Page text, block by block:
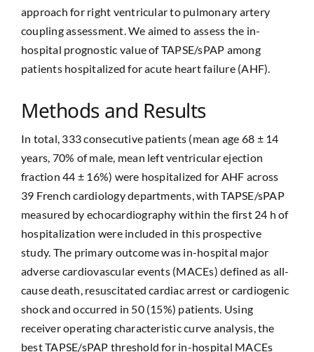
approach for right ventricular to pulmonary artery
coupling assessment. We aimed to assess the in-
hospital prognostic value of TAPSE/sPAP among
patients hospitalized for acute heart failure (AHF).
Methods and Results
In total, 333 consecutive patients (mean age 68 ± 14
years, 70% of male, mean left ventricular ejection
fraction 44 ± 16%) were hospitalized for AHF across
39 French cardiology departments, with TAPSE/sPAP
measured by echocardiography within the first 24 h of
hospitalization were included in this prospective
study. The primary outcome was in-hospital major
adverse cardiovascular events (MACEs) defined as all-
cause death, resuscitated cardiac arrest or cardiogenic
shock and occurred in 50 (15%) patients. Using
receiver operating characteristic curve analysis, the
best TAPSE/sPAP threshold for in-hospital MACEs